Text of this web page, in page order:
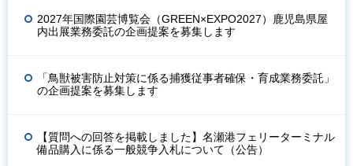
2027年国際園芸博覧会（GREEN×EXPO2027）鹿児島県屋
内出展業務委託の企画提案を募集します
「鳥獣被害防止対策に係る捕獲従事者確保・育成業務委託」
の企画提案を募集します
【質問への回答を掲載しました】名瀬港フェリーターミナル
備品購入に係る一般競争入札について（公告）